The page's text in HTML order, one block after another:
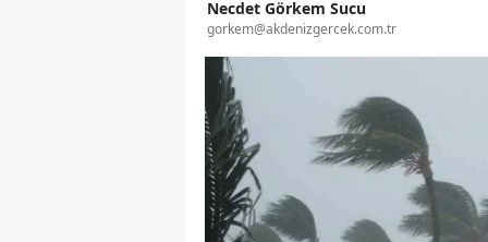
Necdet Görkem Sucu
gorkem@akdenizgercek.com.tr